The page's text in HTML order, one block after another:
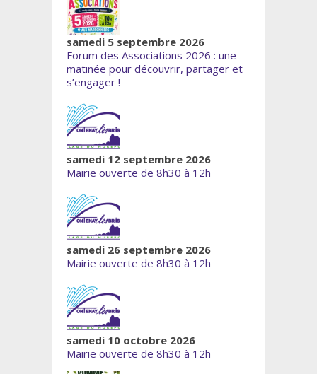
samedi 5 septembre 2026
Forum des Associations 2026 : une
matinée pour découvrir, partager et
s’engager !
samedi 12 septembre 2026
Mairie ouverte de 8h30 à 12h
samedi 26 septembre 2026
Mairie ouverte de 8h30 à 12h
samedi 10 octobre 2026
Mairie ouverte de 8h30 à 12h